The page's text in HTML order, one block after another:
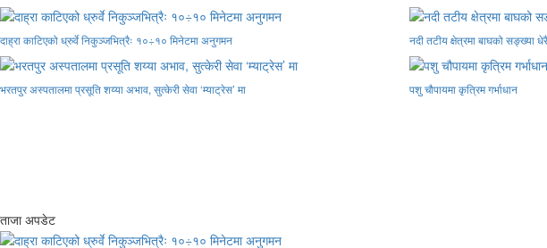
दाह्रा काटिएको ध्रुर्वे निकुञ्जभित्रैः १०÷१० मिनेटमा अनुगमन नदी तटीय क्षेत्रमा बाघको सङ्ख्या धेरै
भरतपुर अस्पतालमा प्रसूति शय्या अभाव, सुत्केरी सेवा ‘म्याट्रेस’ मा पशु चौपायमा कृत्रिम गर्भाधान
ताजा अपडेट